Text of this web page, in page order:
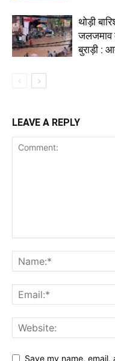
थोड़ी
जलजमाव
बुराड़ी :
LEAVE A REPLY
Save my name,